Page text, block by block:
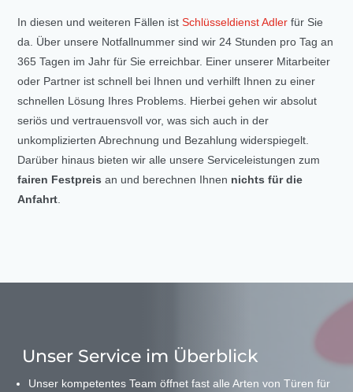
In diesen und weiteren Fällen istSchlüsseldienst Adler für Sie
da. Über unsere Notfallnummer sind wir 24 Stunden pro Tag an
365 Tagen im Jahr für Sie erreichbar. Einer unserer Mitarbeiter
oder Partner ist schnell bei Ihnen und verhilft Ihnen zu einer
schnellen Lösung Ihres Problems. Hierbei gehen wir absolut
seriös und vertrauensvoll vor, was sich auch in der
unkomplizierten Abrechnung und Bezahlung widerspiegelt.
Darüber hinaus bieten wir alle unsere Serviceleistungen zum
fairen Festpreis an und berechnen Ihnen nichts für die
Anfahrt
Unser Service im Überblick
Unser kompetentes Team öffnet fast alle Arten von Türen für